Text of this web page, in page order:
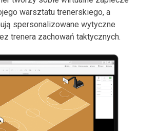
warsztatu trenerskiego, a
spersonalizowane wytyczne
trenera zachowań taktycznych.